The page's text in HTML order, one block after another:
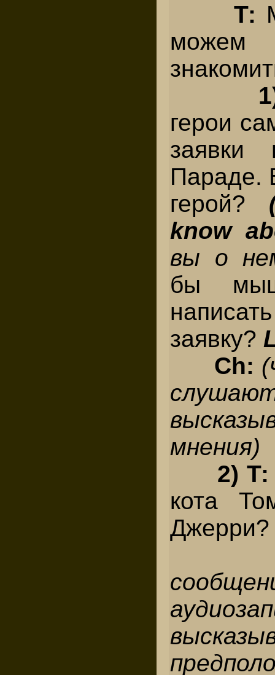
Т:
герои
заявки
Параде.
герой?
know
вы о
бы
заявку?
Ch:
мнения)
2)
кота